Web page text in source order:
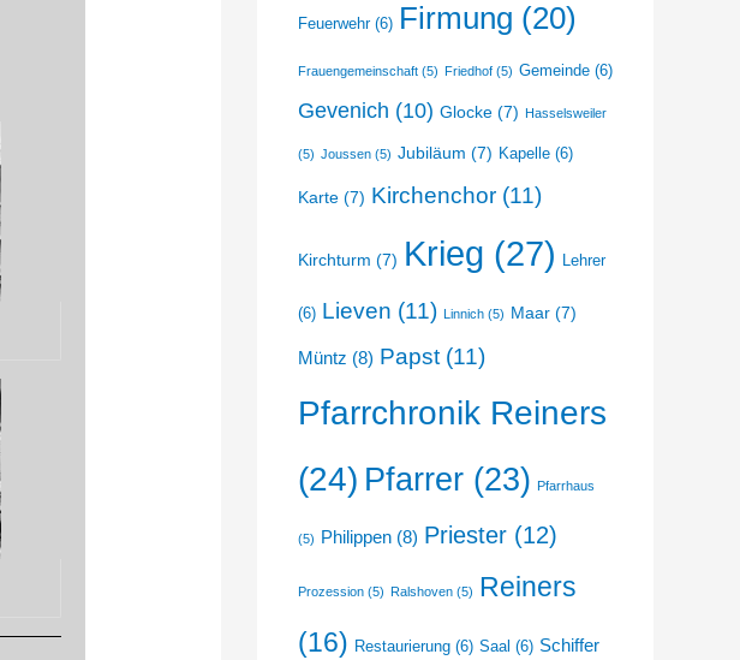
Feuerwehr(6) Firmung (20)
Frauengemeinschaft (5) Friedhof (5) Gemeinde (6)
Gevenich (10) Glocke (7) Hasselsweiler
(5) Joussen (5) Jubiläum (7) Kapelle (6)
Karte (7) Kirchenchor (11)
Kirchturm (7) Krieg (27) Lehrer
(6) Lieven (11) Linnich (5) Maar (7)
Müntz (8) Papst (11)
Pfarrchronik Reiners
(24) Pfarrer (23) Pfarrhaus
(5) Philippen (8) Priester (12)
Prozession (5) Ralshoven (5) Reiners
(16) Restaurierung (6) Saal (6) Schiffer